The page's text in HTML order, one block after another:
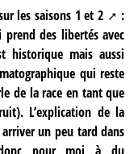
les saisons 1 et2
:
des libertés avec
historique mais aussi
qui reste
de la race en tant que
L’explication de la
un peu tard dans